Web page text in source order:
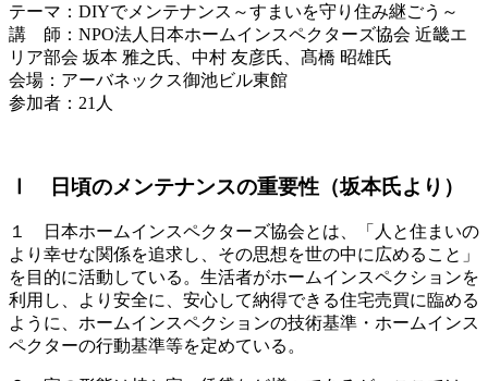
テーマ：DIYでメンテナンス～すまいを守り住み継ごう～
講 師：NPO法人日本ホームインスペクターズ協会 近畿エ
リア部会 坂本 雅之氏、中村 友彦氏、髙橋 昭雄氏
会場：アーバネックス御池ビル東館
参加者：21人
Ⅰ 日頃のメンテナンスの重要性（坂本氏より）
１ 日本ホームインスペクターズ協会とは、「人と住まいの
より幸せな関係を追求し、その思想を世の中に広めること」
を目的に活動している。生活者がホームインスペクションを
利用し、より安全に、安心して納得できる住宅売買に臨める
ように、ホームインスペクションの技術基準・ホームインス
ペクターの行動基準等を定めている。